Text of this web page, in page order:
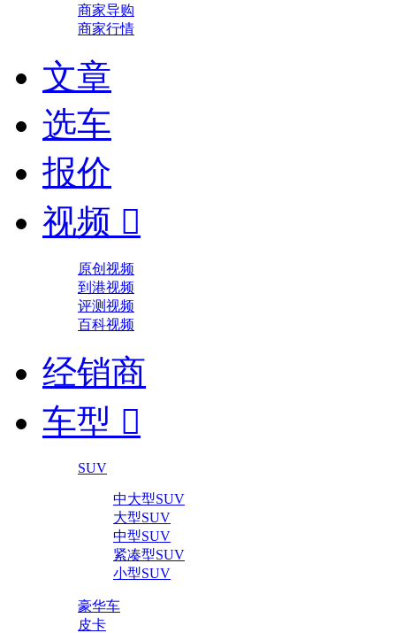
商家导购
商家行情
文章
选车
报价
视频 
原创视频
到港视频
评测视频
百科视频
经销商
车型 
SUV
中大型SUV
大型SUV
中型SUV
紧凑型SUV
小型SUV
豪华车
皮卡